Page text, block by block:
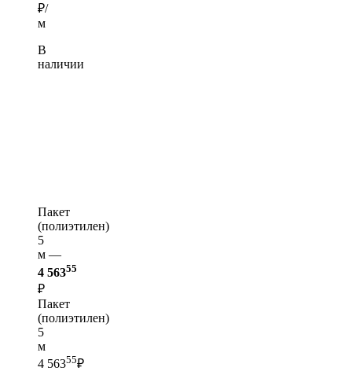
₽/
м
В
наличии
Пакет
(полиэтилен)
5
м —
4 56355
₽
Пакет
(полиэтилен)
5
м
4 56355₽